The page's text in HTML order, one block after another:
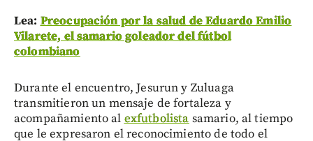
Lea: Preocupación por la salud de Eduardo Emilio
Vilarete, el samario goleador del fútbol
colombiano
Durante el encuentro, Jesurun y Zuluaga
transmitieron un mensaje de fortaleza y
acompañamiento al exfutbolista samario, al tiempo
que le expresaron el reconocimiento de todo el